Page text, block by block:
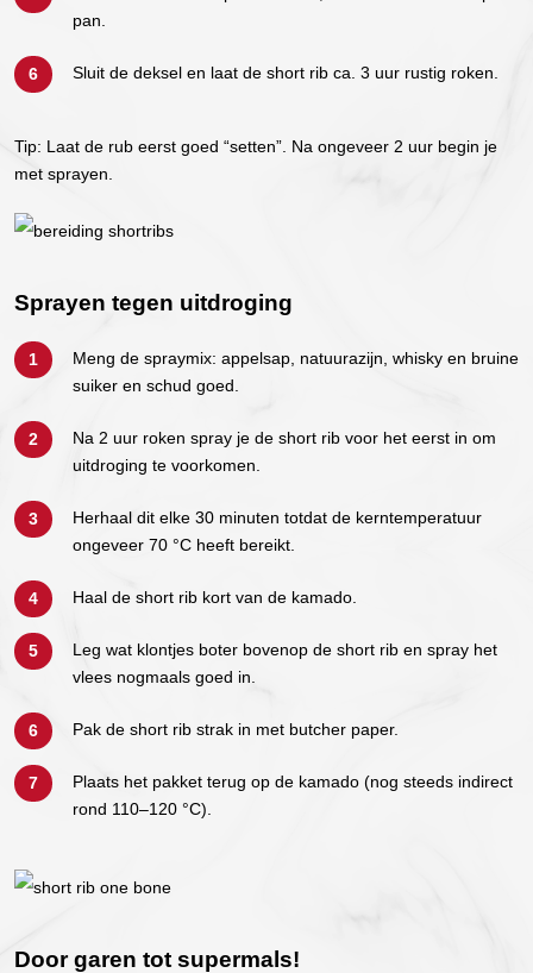
pan.
Sluit de deksel en laat de short rib ca. 3 uur rustig roken.
Tip: Laat de rub eerst goed “setten”. Na ongeveer 2 uur begin je
met sprayen.
Sprayen tegen uitdroging
Meng de spraymix: appelsap, natuurazijn, whisky en bruine
suiker en schud goed.
Na 2 uur roken spray je de short rib voor het eerst in om
uitdroging te voorkomen.
Herhaal dit elke 30 minuten totdat de kerntemperatuur
ongeveer 70 °C heeft bereikt.
Haal de short rib kort van de kamado.
Leg wat klontjes boter bovenop de short rib en spray het
vlees nogmaals goed in.
Pak de short rib strak in met butcher paper.
Plaats het pakket terug op de kamado (nog steeds indirect
rond 110–120 °C).
Door garen tot supermals!